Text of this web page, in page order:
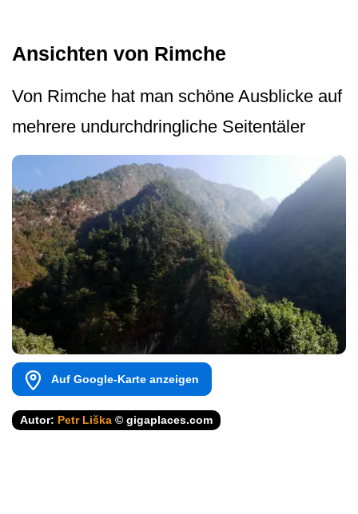
Ansichten von Rimche
Von Rimche hat man schöne Ausblicke auf
mehrere undurchdringliche Seitentäler
Auf Google-Karte anzeigen
Autor: Petr Liška © gigaplaces.com